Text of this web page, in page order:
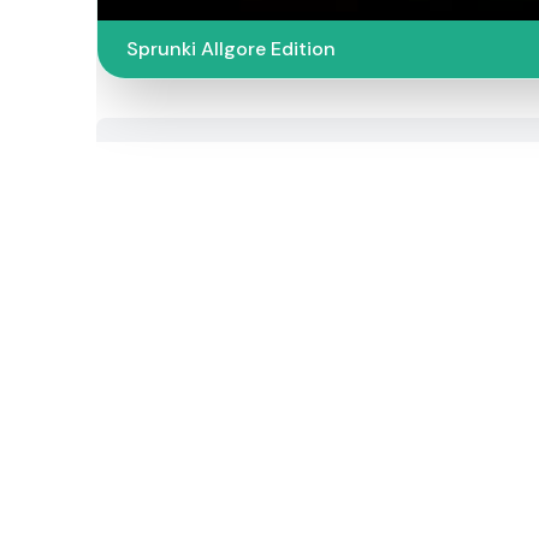
Sprunki Allgore Edition